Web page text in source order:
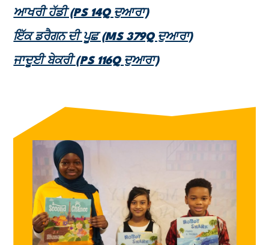
ਆਖਰੀ ਹੱਡੀ (PS 14Q ਦੁਆਰਾ)
ਇੱਕ ਡਰੈਗਨ ਦੀ ਪੂਛ (MS 379Q ਦੁਆਰਾ)
ਜਾਦੂਈ ਬੇਕਰੀ (PS 116Q ਦੁਆਰਾ)